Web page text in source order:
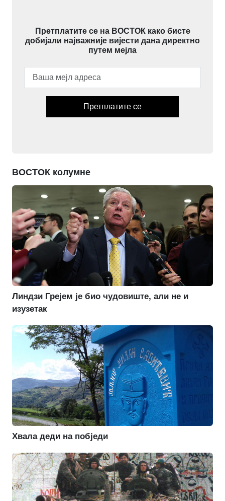
Претплатите се на ВОСТОК како бисте
добијали најважније вијести дана директно
путем мејла
Претплатите се
ВОСТОК колумне
Линдзи Грејем је био чудовиште, али не и
изузетак
Хвала деди на побједи